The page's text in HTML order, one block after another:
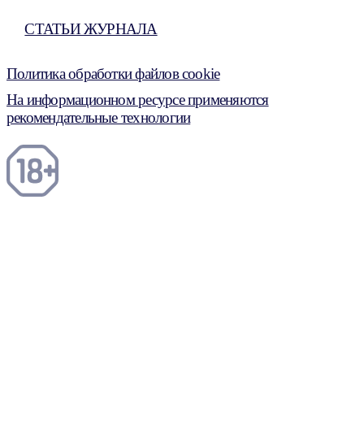
СТАТЬИ ЖУРНАЛА
Политика обработки файлов cookie
На информационном ресурсе применяются
рекомендательные технологии